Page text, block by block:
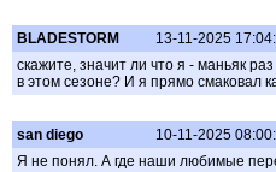
BLADESTORM
13-11-2025
скажите, значит ли что я - маньяк
в этом сезоне? И я прямо смаковал
san diego
10-11-2025
Я не понял. А где наши любимые